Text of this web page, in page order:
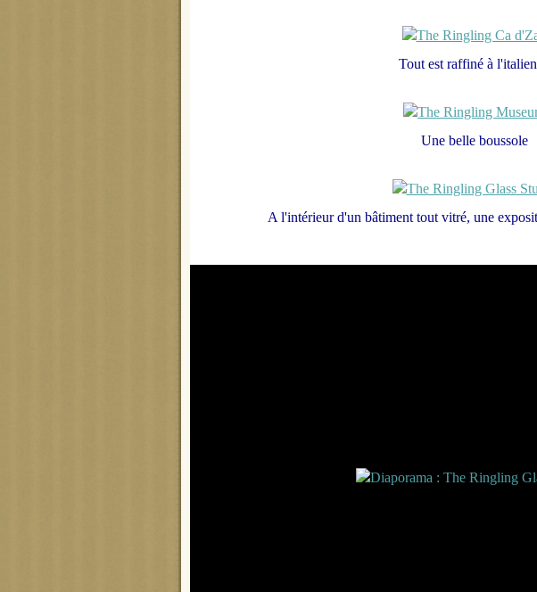
Tout est raffiné à
Une belle boussole
A l'intérieur d'un bâtiment tout vitré, une